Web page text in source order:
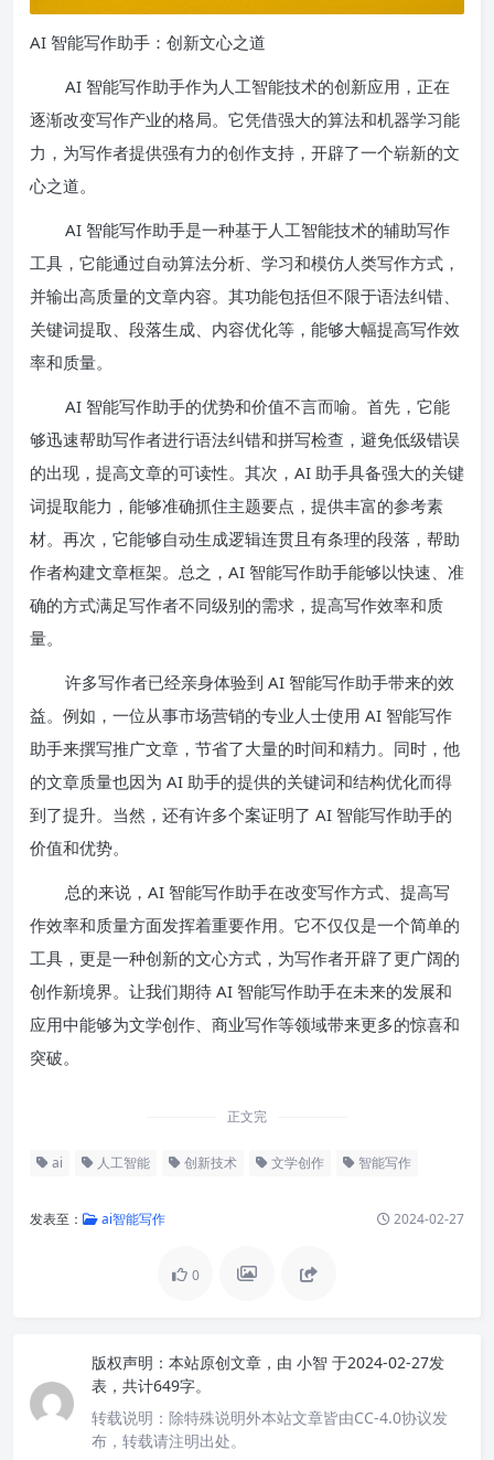
AI 智能写作助手：创新文心之道
AI 智能写作助手作为人工智能技术的创新应用，正在
逐渐改变写作产业的格局。它凭借强大的算法和机器学习能
力，为写作者提供强有力的创作支持，开辟了一个崭新的文
心之道。
AI 智能写作助手是一种基于人工智能技术的辅助写作
工具，它能通过自动算法分析、学习和模仿人类写作方式，
并输出高质量的文章内容。其功能包括但不限于语法纠错、
关键词提取、段落生成、内容优化等，能够大幅提高写作效
率和质量。
AI 智能写作助手的优势和价值不言而喻。首先，它能
够迅速帮助写作者进行语法纠错和拼写检查，避免低级错误
的出现，提高文章的可读性。其次，AI 助手具备强大的关键
词提取能力，能够准确抓住主题要点，提供丰富的参考素
材。再次，它能够自动生成逻辑连贯且有条理的段落，帮助
作者构建文章框架。总之，AI 智能写作助手能够以快速、准
确的方式满足写作者不同级别的需求，提高写作效率和质
量。
许多写作者已经亲身体验到 AI 智能写作助手带来的效
益。例如，一位从事市场营销的专业人士使用 AI 智能写作
助手来撰写推广文章，节省了大量的时间和精力。同时，他
的文章质量也因为 AI 助手的提供的关键词和结构优化而得
到了提升。当然，还有许多个案证明了 AI 智能写作助手的
价值和优势。
总的来说，AI 智能写作助手在改变写作方式、提高写
作效率和质量方面发挥着重要作用。它不仅仅是一个简单的
工具，更是一种创新的文心方式，为写作者开辟了更广阔的
创作新境界。让我们期待 AI 智能写作助手在未来的发展和
应用中能够为文学创作、商业写作等领域带来更多的惊喜和
突破。
正文完
ai 人工智能 创新技术 文学创作 智能写作
发表至： ai智能写作 2024-02-27
0
版权声明： 本站原创文章，由 小智 于2024-02-27发
表，共计649字。
转载说明： 除特殊说明外本站文章皆由CC-4.0协议发
布，转载请注明出处。